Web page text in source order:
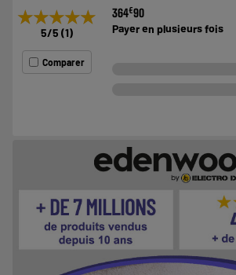
★★★★★
★★★★★
5/5 (1)
Comparer
364€90
Payer enplusieurs fois